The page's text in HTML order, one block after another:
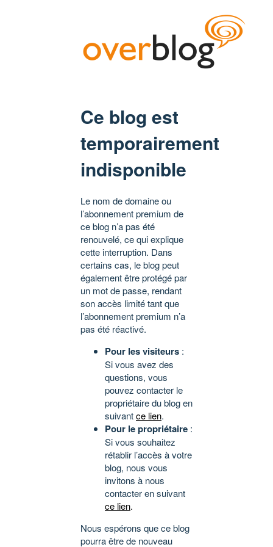
Ce blog est
temporairement
indisponible
Le nom de domaine ou
l’abonnement premium de
ce blog n’a pas été
renouvelé, ce qui explique
cette interruption. Dans
certains cas, le blog peut
également être protégé par
un mot de passe, rendant
son accès limité tant que
l’abonnement premium n’a
pas été réactivé.
Pour les visiteurs :
Si vous avez des
questions, vous
pouvez contacter le
propriétaire du blog en
suivantce lien.
Pour le propriétaire :
Si vous souhaitez
rétablir l’accès à votre
blog, nous vous
invitons à nous
contacter en suivant
ce lien.
Nous espérons que ce blog
pourra être de nouveau